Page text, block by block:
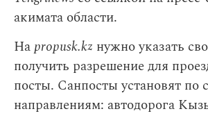
акимата области.
Наpropusk.kz нужно указать
получить разрешение для
посты. Санпосты установят
направлениям: автодорога